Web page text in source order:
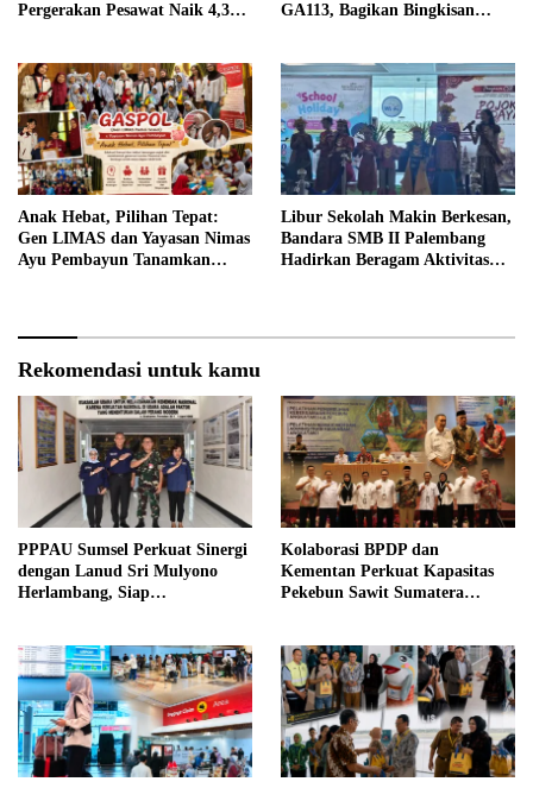
Pergerakan Pesawat Naik 4,3
GA113, Bagikan Bingkisan
Anak Hebat, Pilihan Tepat:
Gen LIMAS dan Yayasan Nimas
Ayu Pembayun Tanamkan
Libur Sekolah Makin Berkesan,
Bandara SMB II Palembang
Hadirkan Beragam Aktivitas
Rekomendasi untuk kamu
PPPAU Sumsel Perkuat Sinergi
dengan Lanud Sri Mulyono
Herlambang, Siap
Kolaborasi BPDP dan
Kementan Perkuat Kapasitas
Pekebun Sawit Sumatera